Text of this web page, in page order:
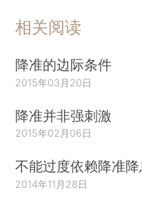
相关阅读
降准的边际条件
2015年03月20日
降准并非强刺激
2015年02月06日
不能过度依赖降准降
2014年11月28日